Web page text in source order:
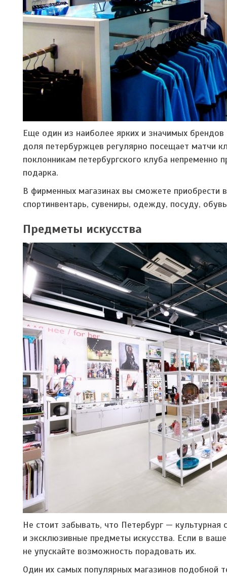
Еще один из наиболее ярких и значимых
доля петербуржцев регулярно посещает матчи
поклонникам петербургского клуба непременно
подарка.
В фирменных магазинах вы сможете
спортинвентарь, сувениры, одежду, посуду,
Предметы искусства
Не стоит забывать, что Петербург —
и эксклюзивные предметы искусства. Если в
не упускайте возможность порадовать их.
Один их самых популярных магазинов подобной